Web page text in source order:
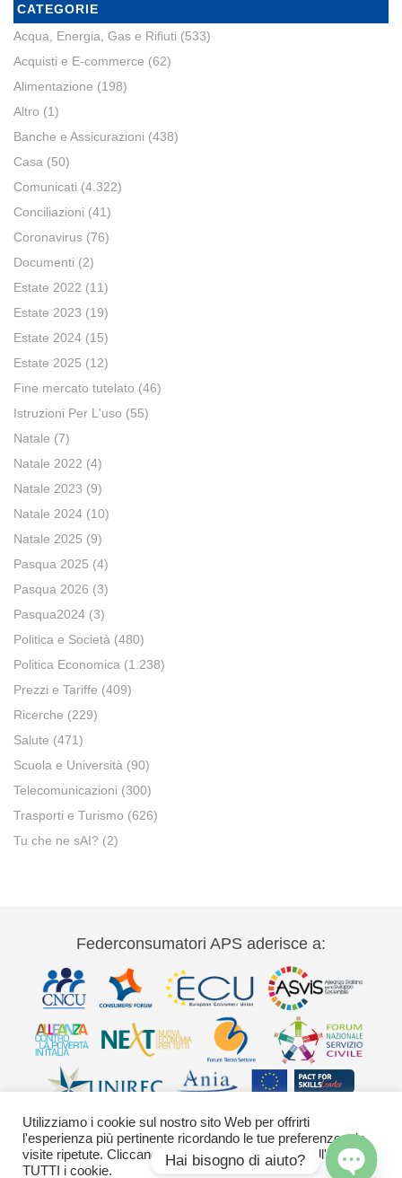
CATEGORIE
Acqua, Energia, Gas e Rifiuti (533)
Acquisti e E-commerce (62)
Alimentazione (198)
Altro (1)
Banche e Assicurazioni (438)
Casa (50)
Comunicati (4.322)
Conciliazioni (41)
Coronavirus (76)
Documenti (2)
Estate 2022 (11)
Estate 2023 (19)
Estate 2024 (15)
Estate 2025 (12)
Fine mercato tutelato (46)
Istruzioni Per L'uso (55)
Natale (7)
Natale 2022 (4)
Natale 2023 (9)
Natale 2024 (10)
Natale 2025 (9)
Pasqua 2025 (4)
Pasqua 2026 (3)
Pasqua2024 (3)
Politica e Società (480)
Politica Economica (1.238)
Prezzi e Tariffe (409)
Ricerche (229)
Salute (471)
Scuola e Università (90)
Telecomunicazioni (300)
Trasporti e Turismo (626)
Tu che ne sAI? (2)
Federconsumatori APS aderisce a:
Via Palestro 11 00185 Roma - tel 06
Utilizziamo i cookie sul nostro sito Web per offrirti
l'esperienza più pertinente ricordando le tue preferenze e le
visite ripetute. Cliccando su "Accetta" acconsenti all'uso di
TUTTI i cookie.
Hai bisogno di aiuto?